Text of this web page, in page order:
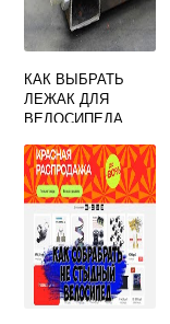
КАК ВЫБРАТЬ
ЛЕЖАК ДЛЯ
ВЕЛОСИПЕДА